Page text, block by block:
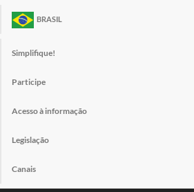
BRASIL
Simplifique!
Participe
Acesso à informação
Legislação
Canais